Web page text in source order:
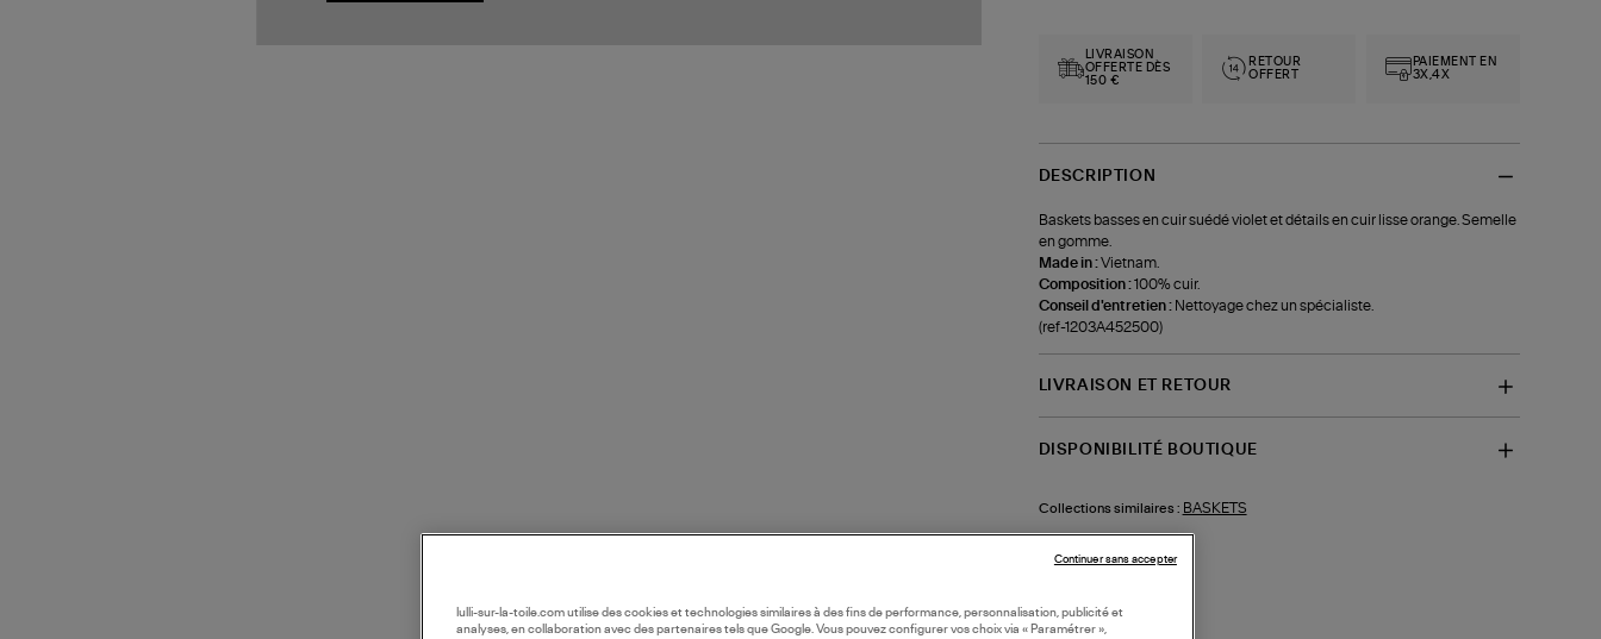
LIVRAISON
OFFERTE DÈS
150 €
RETOUR
OFFERT
PAIEMENT EN
3X,4X
DESCRIPTION
Baskets basses en cuir suédé violet et détails en cuir lisse orange. Semelle
en gomme.
Made in :Vietnam.
Composition :100% cuir.
Conseil d'entretien : Nettoyage chez un spécialiste.
(ref-1203A452500)
LIVRAISON ET RETOUR
DISPONIBILITÉ BOUTIQUE
Collections similaires : BASKETS
lulli-sur-la-toile.com utilise des cookies et technologies similaires à des fins de performance, personnalisation, publicité et
analyses, en collaboration avec des partenaires tels que Google. Vous pouvez configurer vos choix via « Paramétrer »,
Continuer sans accepter